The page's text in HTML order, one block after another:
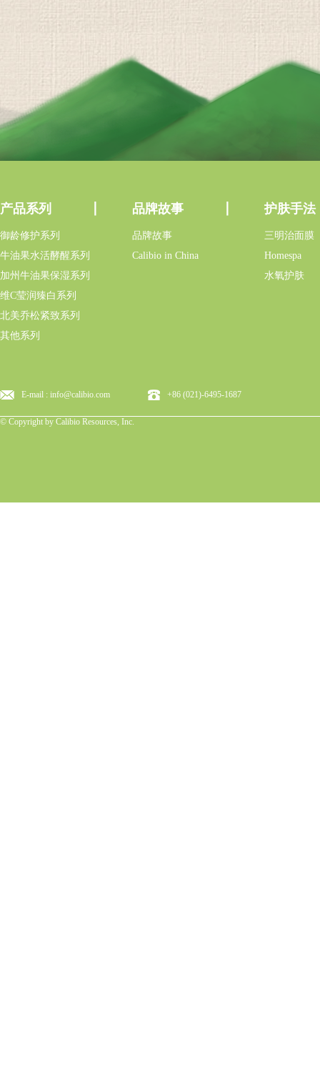
产品系列
御龄修护系列
牛油果水活酵醒系列
加州牛油果保湿系列
维C莹润臻白系列
北美乔松紧致系列
其他系列
品牌故事
品牌故事
Calibio in China
护肤手法
三明治面膜
Homespa
水氧护肤
E-mail : info@calibio.com +86 (021)-6495-1687
© Copyright by Calibio Resources, Inc.